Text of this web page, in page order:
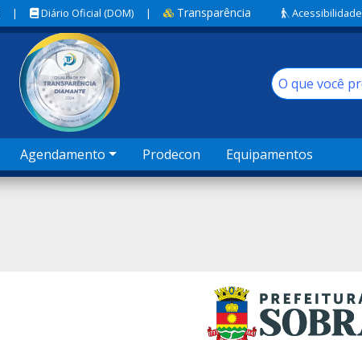
| Diário Oficial (DOM) | Transparência Acessibilidade
Agendamento Prodecon Equipamentos